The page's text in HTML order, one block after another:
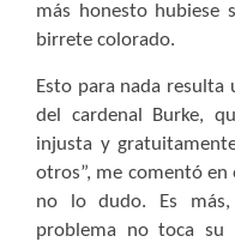
más honesto hubiese
birrete colorado.
Esto para nada
del cardenal Burke,
injusta y
otros”, me comentó en
no lo dudo. Es más,
problema no toca su